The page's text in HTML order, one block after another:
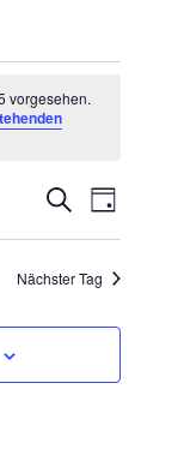
vorgesehen.
SUCHE
UND
Suche
Tag
Nächster Tag